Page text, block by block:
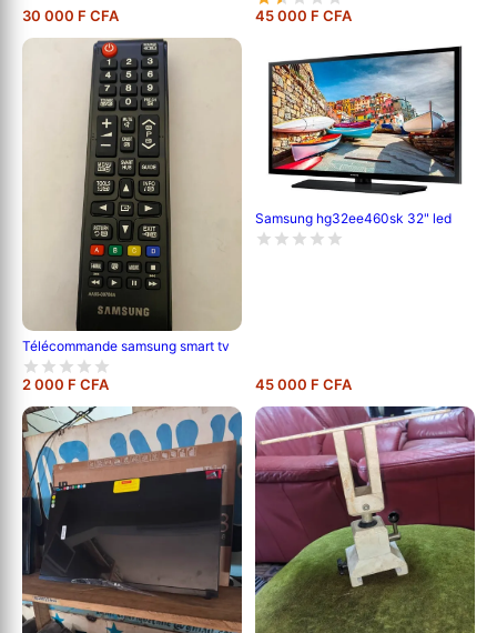
30 000 F CFA 45 000 F CFA
Télécommande samsung smart tv
2 000 F CFA
Samsung hg32ee460sk 32" led
45 000 F CFA